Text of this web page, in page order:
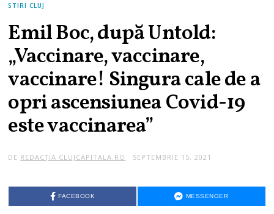
STIRI CLUJ
Emil Boc, după Untold:
„Vaccinare, vaccinare,
vaccinare! Singura cale de a
opri ascensiunea Covid-19
este vaccinarea”
DE REDACȚIA CLUJCAPITALA.RO SEPTEMBRIE 15, 2021
FACEBOOK MESSENGER